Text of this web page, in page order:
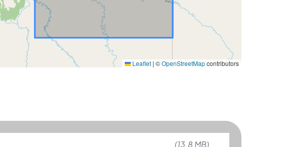
Leaflet | ©OpenStreetMapcontributors
(13.8 MB)